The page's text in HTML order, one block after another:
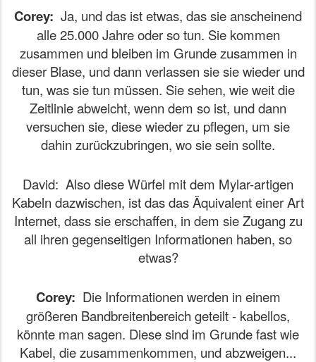
Corey: Ja, und das ist etwas, das sie anscheinend
alle 25.000 Jahre oder so tun. Sie kommen
zusammen und bleiben im Grunde zusammen in
dieser Blase, und dann verlassen sie sie wieder und
tun, was sie tun müssen. Sie sehen, wie weit die
Zeitlinie abweicht, wenn dem so ist, und dann
versuchen sie, diese wieder zu pflegen, um sie
dahin zurückzubringen, wo sie sein sollte.
David: Also diese Würfel mit dem Mylar-artigen
Kabeln dazwischen, ist das das Äquivalent einer Art
Internet, dass sie erschaffen, in dem sie Zugang zu
all ihren gegenseitigen Informationen haben, so
etwas?
Corey: Die Informationen werden in einem
größeren Bandbreitenbereich geteilt - kabellos,
könnte man sagen. Diese sind im Grunde fast wie
Kabel, die zusammenkommen, und abzweigen...